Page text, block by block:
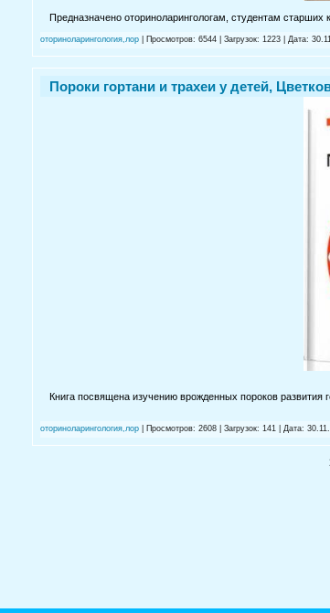
Предназначено оториноларингологам, студентам
оториноларингология,лор | Просмотров: 6544 | Загрузок: 1223 | Дата:
Пороки гортани и трахеи у детей,
Книга посвящена изучению врожденных пороков развития
оториноларингология,лор | Просмотров: 2608 | Загрузок: 141 | Дата: